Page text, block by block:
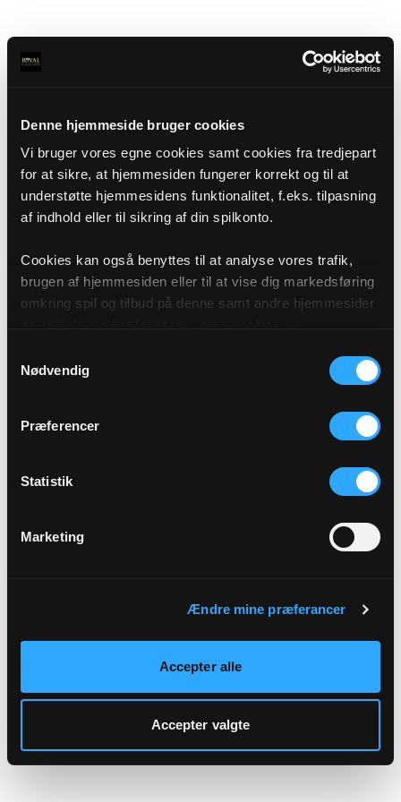
Denne hjemmeside bruger cookies
Vi bruger vores egne cookies samt cookies fra tredjepart
for at sikre, at hjemmesiden fungerer korrekt og til at
understøtte hjemmesidens funktionalitet, f.eks. tilpasning
af indhold eller til sikring af din spilkonto.
Cookies kan også benyttes til at analyse vores trafik,
brugen af hjemmesiden eller til at vise dig markedsføring
omkring spil og tilbud på denne samt andre hjemmesider
af cookies under "Detaljer" eller ved at klikke videre til
vores Cookiepolitik, som du finder i bunden af vores
Nødvendig
Præferencer
Statistik
Marketing
Ændre mine præferancer
Accepter alle
Accepter valgte